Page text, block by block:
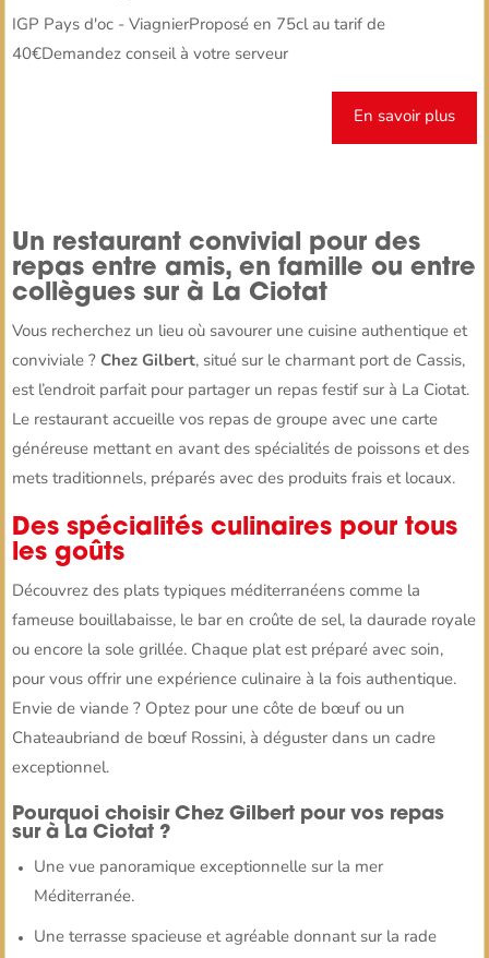
IGP Pays d'oc - ViagnierProposé en 75cl au tarif de
40€Demandez conseil à votre serveur
En savoir plus
Un restaurant convivial pour des
repas entre amis, en famille ou entre
collègues sur à La Ciotat
Vous recherchez un lieu où savourer une cuisine authentique et
conviviale ?Chez Gilbert, situé sur le charmant port de Cassis,
est l’endroit parfait pour partager un repas festif sur à La Ciotat.
Le restaurant accueille vos repas de groupe avec une carte
généreuse mettant en avant des spécialités de poissons et des
mets traditionnels, préparés avec des produits frais et locaux.
Des spécialités culinaires pour tous
les goûts
Découvrez des plats typiques méditerranéens comme la
fameuse bouillabaisse, le bar en croûte de sel, la daurade royale
ou encore la sole grillée. Chaque plat est préparé avec soin,
pour vous offrir une expérience culinaire à la fois authentique.
Envie de viande ? Optez pour une côte de bœuf ou un
Chateaubriand de bœuf Rossini, à déguster dans un cadre
exceptionnel.
Pourquoi choisir Chez Gilbert pour vos repas
sur à La Ciotat ?
Une vue panoramique exceptionnelle sur la mer
Méditerranée.
Une terrasse spacieuse et agréable donnant sur la rade